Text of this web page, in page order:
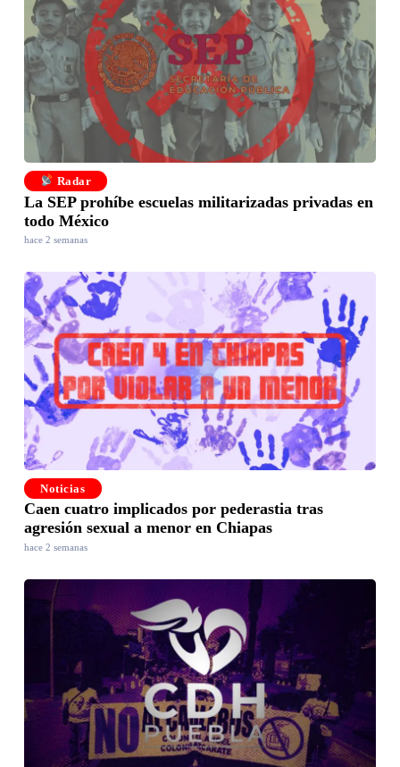
Radar
La SEP prohíbe escuelas militarizadas privadas en
todo México
hace 2 semanas
Noticias
Caen cuatro implicados por pederastia tras
agresión sexual a menor en Chiapas
hace 2 semanas